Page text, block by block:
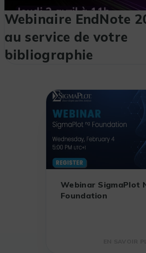
Webinaire EndNote
au service de votre
bibliographie
Webinar SigmaPlot
Foundation